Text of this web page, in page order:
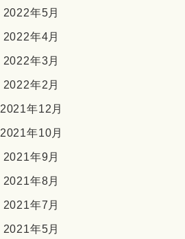
2022年5月
2022年4月
2022年3月
2022年2月
2021年12月
2021年10月
2021年9月
2021年8月
2021年7月
2021年5月